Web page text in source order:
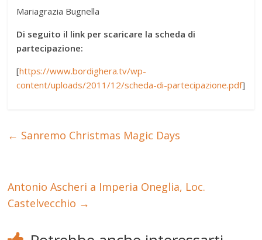
Mariagrazia Bugnella
Di seguito il link per scaricare la scheda di
partecipazione:
[https://www.bordighera.tv/wp-
content/uploads/2011/12/scheda-di-partecipazione.pdf]
← Sanremo Christmas Magic Days
Antonio Ascheri a Imperia Oneglia, Loc.
Castelvecchio →